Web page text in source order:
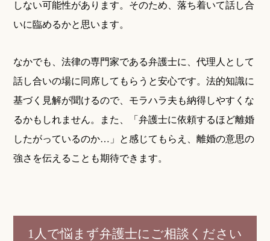
しない可能性があります。そのため、落ち着いて話し合
いに臨めるかと思います。
なかでも、法律の専門家である弁護士に、代理人として
話し合いの場に同席してもらうと安心です。法的知識に
基づく見解が聞けるので、モラハラ夫も納得しやすくな
るかもしれません。また、「弁護士に依頼するほど離婚
したがっているのか…」と感じてもらえ、離婚の意思の
強さを伝えることも期待できます。
1人で悩まず弁護士にご相談ください